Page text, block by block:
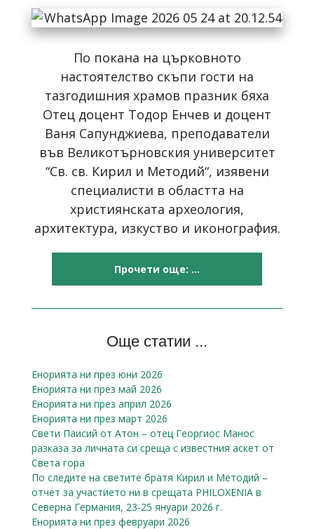
По покана на църковното
настоятелство скъпи гости на
тазгодишния храмов празник бяха
Отец доцент Тодор Енчев и доцент
Ваня Сапунджиева, преподаватели
във Великотърновския университет
“Св. св. Кирил и Методий“, изявени
специалисти в областта на
християнската археология,
архитектура, изкуство и иконография.
Прочети още: ...
Още статии ...
Енорията ни през юни 2026
Енорията ни през май 2026
Енорията ни през април 2026
Енорията ни през март 2026
Свети Паисий от Атон – отец Георгиос Манос
разказa за личната си среща с известния аскет от
Света гора
По следите на светите братя Кирил и Методий –
отчет за участието ни в срещата PHILOXENIA в
Северна Германия, 23-25 януари 2026 г.
Енорията ни през февруари 2026